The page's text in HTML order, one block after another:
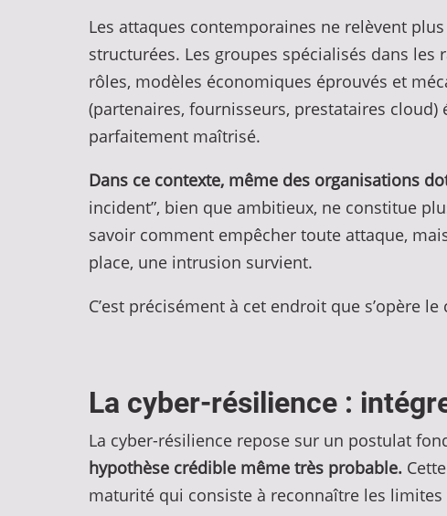
Les attaques contemporaines ne relèvent
structurées. Les groupes spécialisés dans
rôles, modèles économiques éprouvés et
(partenaires, fournisseurs, prestataires
parfaitement maîtrisé.
Dans ce contexte, même des organisations
incident”, bien que ambitieux, ne constitue
savoir comment empêcher toute attaque,
place, une intrusion survient.
C’est précisément à cet endroit que s’opère
La cyber-résilience :
La cyber-résilience repose sur un postulat
hypothèse crédible même très probable.
maturité qui consiste à reconnaître les